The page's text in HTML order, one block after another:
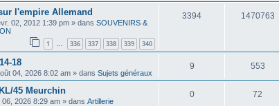
l'empire Allemand
02, 2012 1:39 pm » dans SOUVENIRS &
1 … 336 337 338 339 340
3394 1470763
18
04, 2026 8:02 am » dans Sujets généraux
9 553
45 Meurchin
06, 2026 8:29 am » dans Artillerie
0 72